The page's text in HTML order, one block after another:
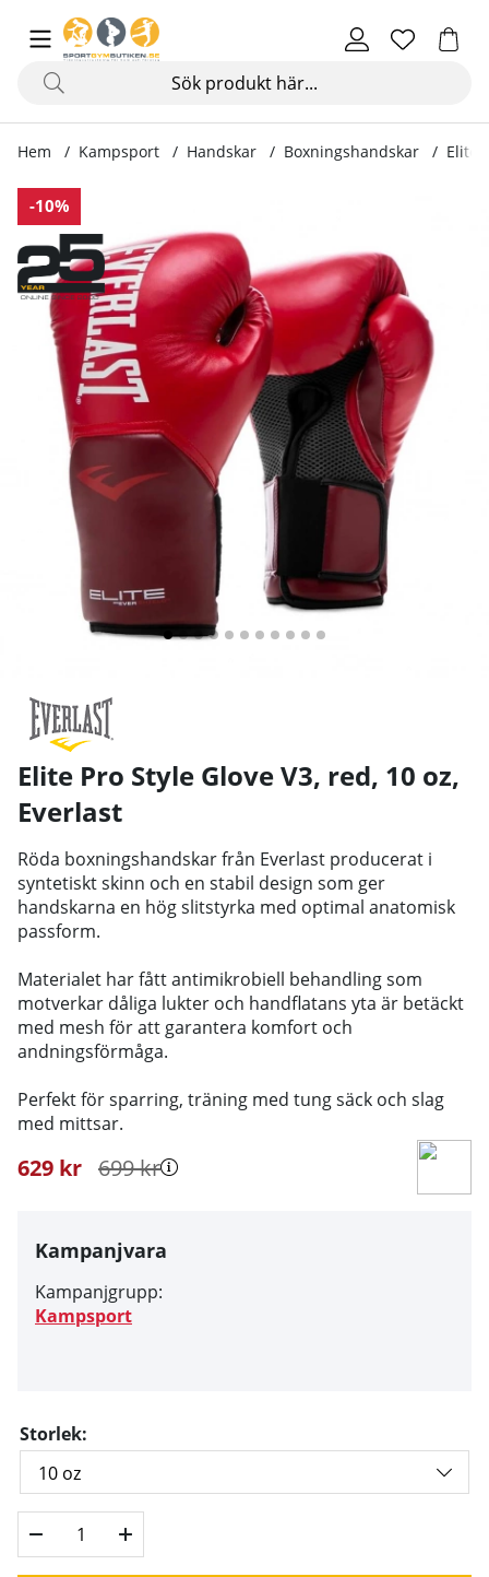
Hem Kampsport Handskar Boxningshandskar Elite
-10%
Produktbilder Elite Pro Style Glove V3, red
Elite Pro Style Glove V3, red, 10 oz,
Everlast
Röda boxningshandskar från Everlast producerat i
syntetiskt skinn och en stabil design som ger
handskarna en hög slitstyrka med optimal anatomisk
passform.
Materialet har fått antimikrobiell behandling som
motverkar dåliga lukter och handflatans yta är betäckt
med mesh för att garantera komfort och
andningsförmåga.
Perfekt för sparring, träning med tung säck och slag
med mittsar.
699kr
629 kr
Kampanjvara
Kampanjgrupp:
Kampsport
Storlek: